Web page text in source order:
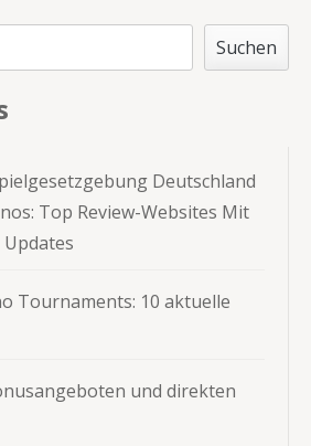
Suchen
Deutschland
Top Review-Websites Mit
Tournaments: 10 aktuelle
und direkten